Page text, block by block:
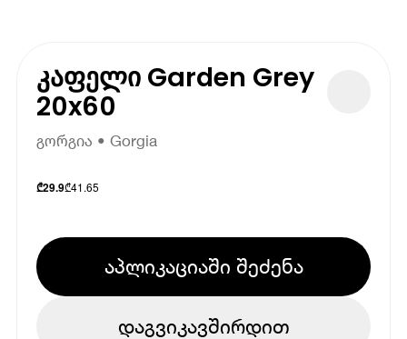
კაფელი Garden Grey
20x60
გორგია • Gorgia
₾29.9₾41.65
აპლიკაციაში შეძენა
დაგვიკავშირდით